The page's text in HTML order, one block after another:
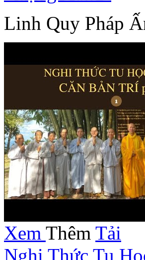
Linh Quy Pháp
Xem Thêm Tải
Nghi Thức Tu